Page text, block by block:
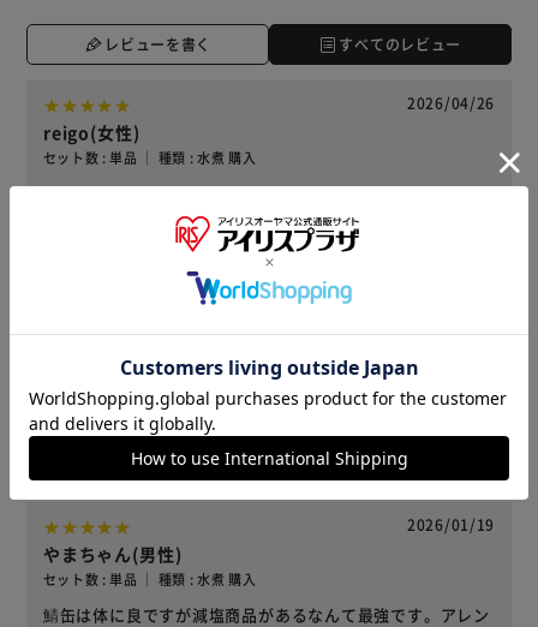
レビューを書く すべてのレビュー
2026/04/26
reigo(女性)
セット数 : 単品 ｜ 種類 : 水煮 購入
届いたときに缶が思い切りへこんでいましたが、中身は大丈
夫でした。骨まで柔らかく美味しかったです。
セット数 : 単品 ｜ 種類 : 水煮 購入
減塩で栄養価も高く、しかも便利で言うことありません。
役に立った
2026/01/19
やまちゃん(男性)
セット数 : 単品 ｜ 種類 : 水煮 購入
鯖缶は体に良ですが減塩商品があるなんて最強です。アレン